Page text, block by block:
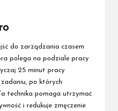
do zarządzania czasem
polega na podziale pracy
25 minut pracy
po których
technika pomaga utrzymać
i redukuje zmęczenie